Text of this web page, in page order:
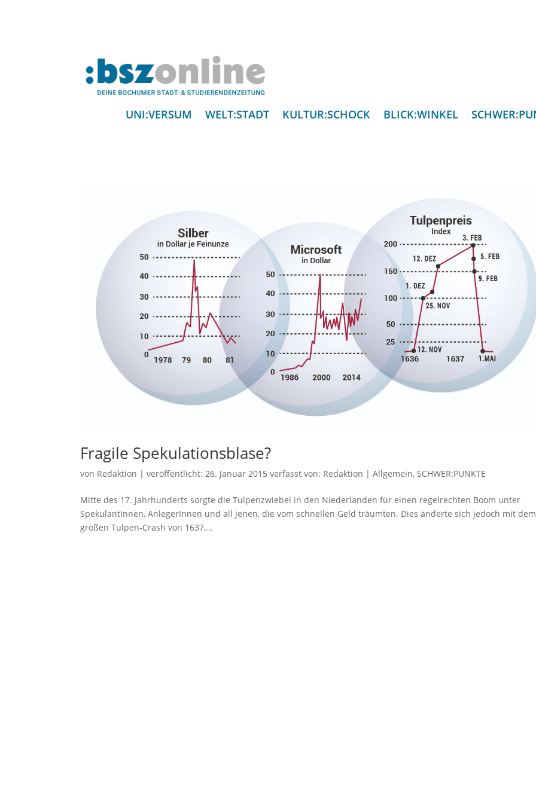
UNI:VERSUM WELT:STADT KULTUR:SCHOCK BLICK:WINKEL
Fragile Spekulationsblase?
von Redaktion |veröffentlicht:26. Januar 2015 verfasst von: Redaktion |Allgemein,SCHWER:PUNKTE
Mitte des 17. Jahrhunderts sorgte die Tulpenzwiebel in den Niederlanden für einen regelrechten Boom unter
SpekulantInnen, AnlegerInnen und all jenen, die vom schnellen Geld träumten. Dies änderte sich jedoch mit dem
großen Tulpen-Crash von 1637,...